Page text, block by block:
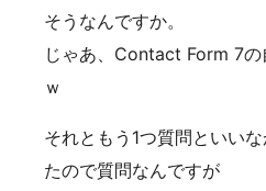
そうなんですか。
じゃあ、Contact Form 7
ｗ
それともう1つ質問といい
たので質問なんですが